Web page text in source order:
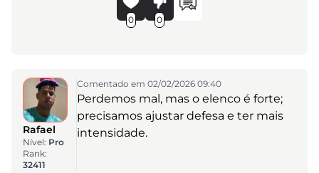
0 0
Rafael
Nível: Pro
Rank:
32411
Comentado em 02/02/2026 09:40
Perdemos mal, mas o elenco é forte;
precisamos ajustar defesa e ter mais
intensidade.